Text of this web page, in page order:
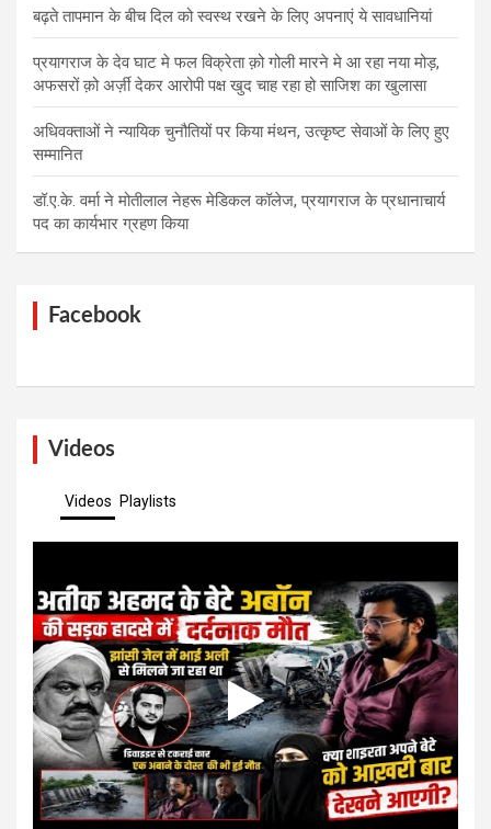
बढ़ते तापमान के बीच दिल को स्वस्थ रखने के लिए अपनाएं ये सावधानियां
प्रयागराज के देव घाट मे फल विक्रेता क़ो गोली मारने मे आ रहा नया मोड़,
अफसरों क़ो अर्ज़ी देकर आरोपी पक्ष खुद चाह रहा हो साजिश का खुलासा
अधिवक्ताओं ने न्यायिक चुनौतियों पर किया मंथन, उत्कृष्ट सेवाओं के लिए हुए
सम्मानित
डॉ.ए.के. वर्मा ने मोतीलाल नेहरू मेडिकल कॉलेज, प्रयागराज के प्रधानाचार्य
पद का कार्यभार ग्रहण किया
Facebook
Videos
Videos Playlists